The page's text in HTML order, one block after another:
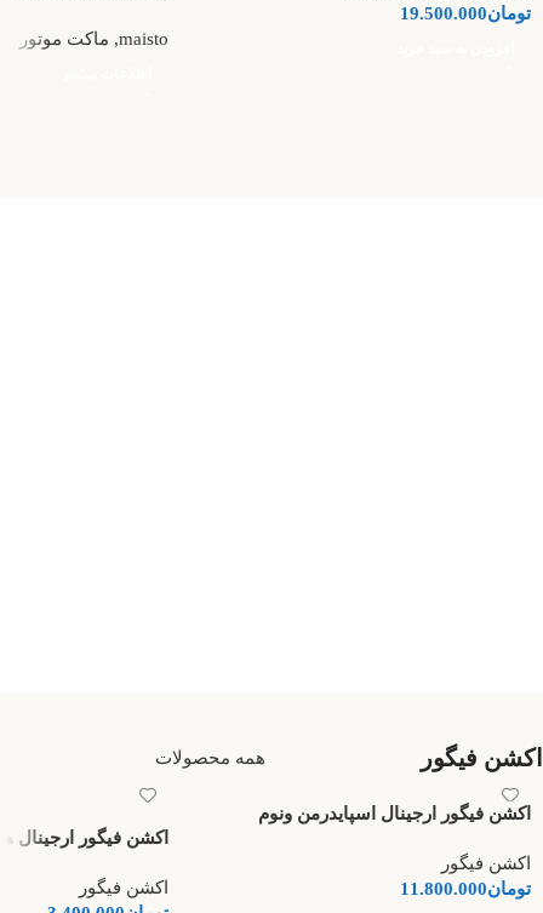
تومان19.500.000
maisto
, ماکت موتور
اکشن فیگور همه محصولات
اکشن فیگور ارجینال اسپایدرمن ونوم
اکشن فیگور
تومان11.800.000
اکشن فیگور ارجینال
اکشن فیگور